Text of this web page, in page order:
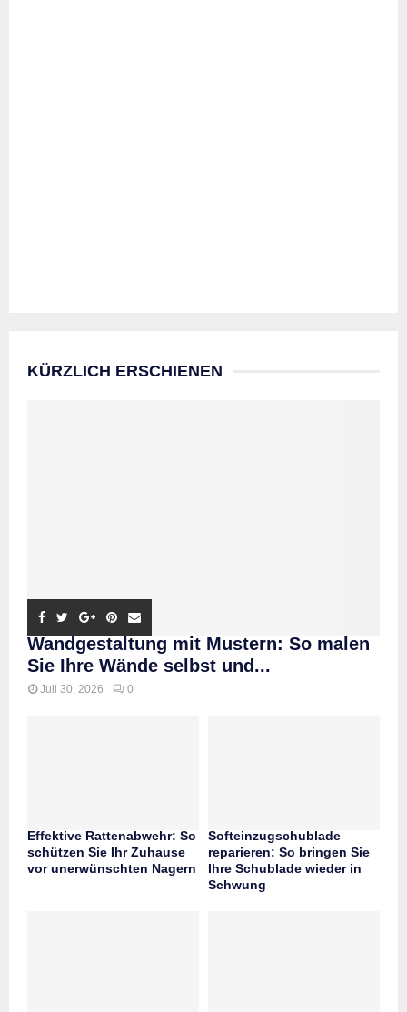
KÜRZLICH ERSCHIENEN
Wandgestaltung mit Mustern: So malen
Sie Ihre Wände selbst und...
Juli 30, 2026 0
Effektive Rattenabwehr: So
schützen Sie Ihr Zuhause
vor unerwünschten Nagern
Softeinzugschublade
reparieren: So bringen Sie
Ihre Schublade wieder in
Schwung